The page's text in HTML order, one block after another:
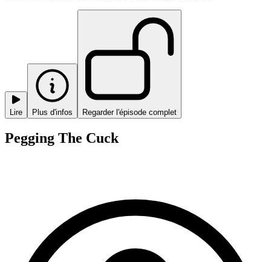
Lire Plus d'infos Regarder l'épisode complet
Pegging The Cuck